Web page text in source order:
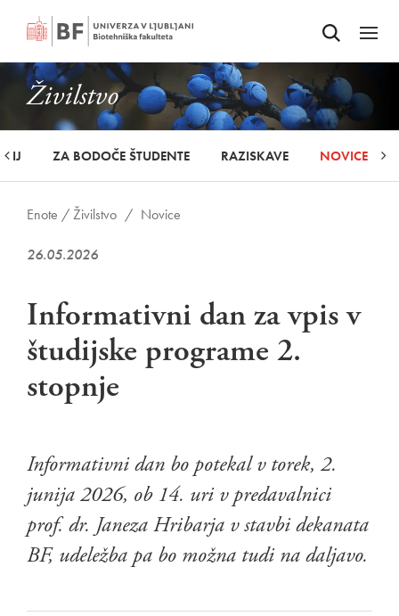
Odpri iskalnik
Odpri
Živilstvo
ZA BODOČE ŠTUDENTE RAZISKAVE NOVICE
Enote /Živilstvo / Novice
26.05.2026
Informativni dan za vpis v
študijske programe 2.
stopnje
Informativni dan bo potekal v torek, 2.
junija 2026, ob 14. uri v predavalnici
prof. dr. Janeza Hribarja v stavbi dekanata
BF, udeležba pa bo možna tudi na daljavo.